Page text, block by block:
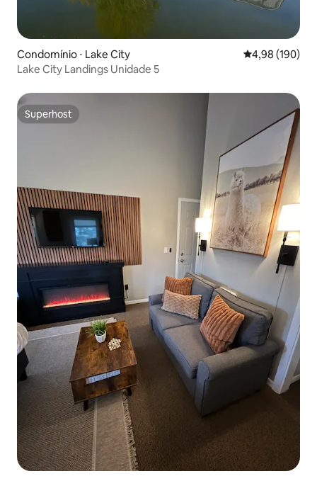
Condomínio ⋅ Lake City 4,98 de uma
4,98 (190)
Lake City Landings Unidade 5
Superhost
Superhost